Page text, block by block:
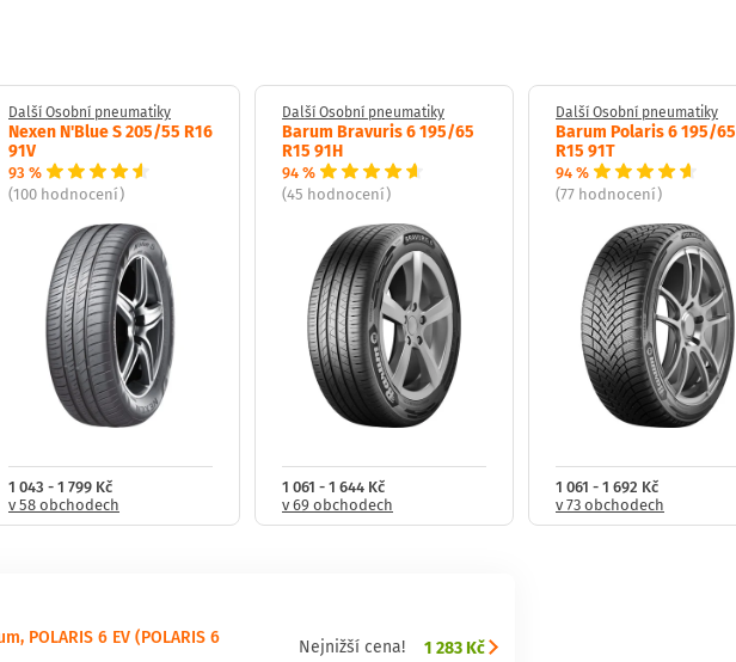
Další Osobní pneumatiky
Nexen N'Blue S 205/55 R16
91V
93 %
(100 hodnocení)
1 043 - 1 799 Kč
v 58 obchodech
Další Osobní pneumatiky
Barum Bravuris 6 195/65
R15 91H
94 %
(45 hodnocení)
1 061 - 1 644 Kč
v 69 obchodech
Další Osobní pneumatiky
Barum Polaris 6 195/65
R15 91T
94 %
(77 hodnocení)
1 061 - 1 692 Kč
v 73 obchodech
POLARIS 6 EV (POLARIS 6 Nejnižší cena! 1 283 Kč